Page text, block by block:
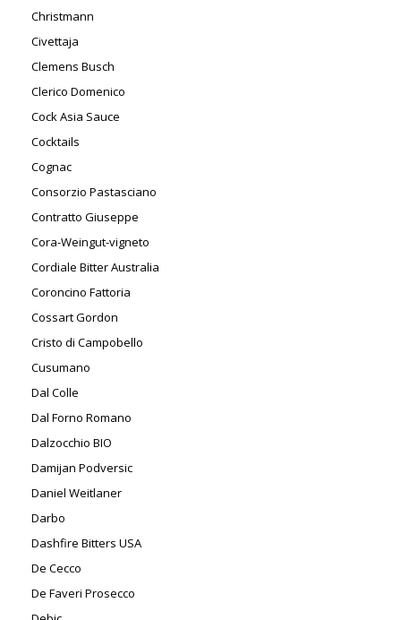
Christmann
Civettaja
Clemens Busch
Clerico Domenico
Cock Asia Sauce
Cocktails
Cognac
Consorzio Pastasciano
Contratto Giuseppe
Cora-Weingut-vigneto
Cordiale Bitter Australia
Coroncino Fattoria
Cossart Gordon
Cristo di Campobello
Cusumano
Dal Colle
Dal Forno Romano
Dalzocchio BIO
Damijan Podversic
Daniel Weitlaner
Darbo
Dashfire Bitters USA
De Cecco
De Faveri Prosecco